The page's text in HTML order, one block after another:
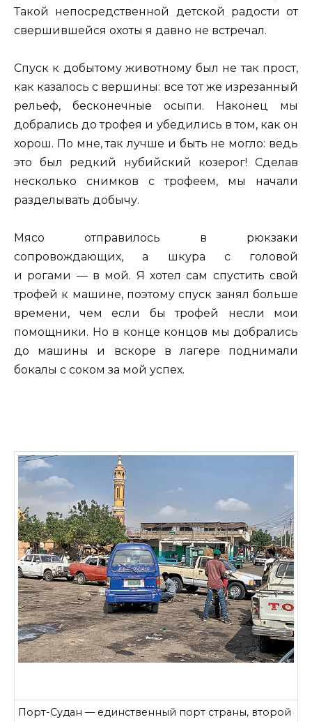
Такой непосредственной детской радости от
свершившейся охоты я давно не встречал.
Спуск к добытому животному был не так прост,
как казалось с вершины: все тот же изрезанный
рельеф, бесконечные осыпи. Наконец мы
добрались до трофея и убедились в том, как он
хорош. По мне, так лучше и быть не могло: ведь
это был редкий нубийский козерог! Сделав
несколько снимков с трофеем, мы начали
разделывать добычу.
Мясо отправилось в рюкзаки
сопровождающих, а шкура с головой
и рогами — в мой. Я хотел сам спустить свой
трофей к машине, поэтому спуск занял больше
времени, чем если бы трофей несли мои
помощники. Но в конце концов мы добрались
до машины и вскоре в лагере поднимали
бокалы с соком за мой успех.
Порт-Судан — единственный порт страны, второй